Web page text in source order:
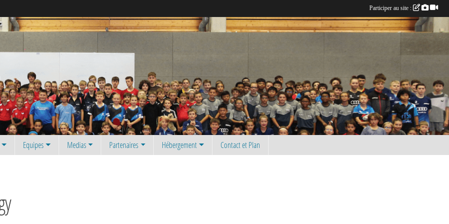
Equipes Medias Partenaires Hébergement Contact et Plan
Participer au site :